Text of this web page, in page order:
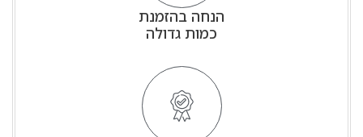
הנחה בהזמנת
כמות גדולה